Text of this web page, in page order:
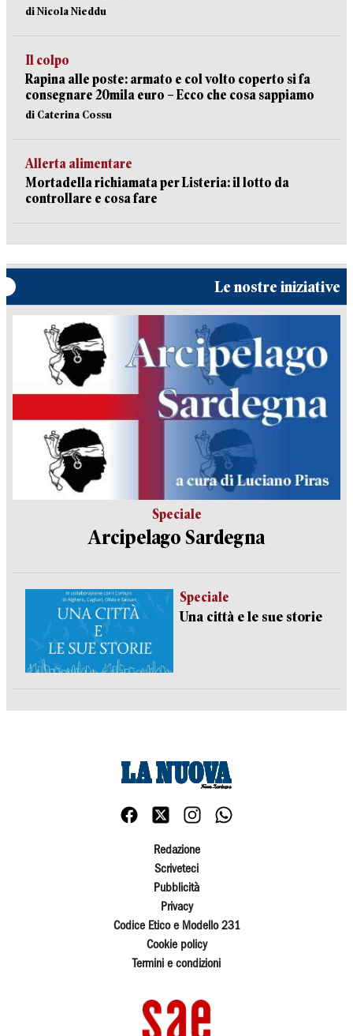
di Nicola Nieddu
Il colpo
Rapina alle poste: armato e col volto coperto si fa
consegnare 20mila euro – Ecco che cosa sappiamo
di Caterina Cossu
Allerta alimentare
Mortadella richiamata per Listeria: il lotto da
controllare e cosa fare
Le nostre iniziative
Speciale
Arcipelago Sardegna
Speciale
Una città e le sue storie
Redazione
Scriveteci
Pubblicità
Privacy
Codice Etico e Modello 231
Cookie policy
Termini e condizioni